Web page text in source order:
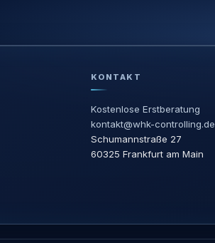
KONTAKT
Kostenlose Erstberatung
kontakt@whk-controlling.de
Schumannstraße 27
60325 Frankfurt am Main